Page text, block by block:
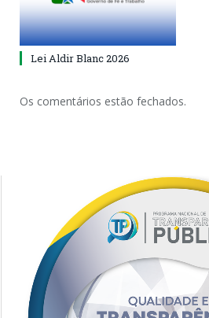
Lei Aldir Blanc 2026
Os comentários estão fechados.